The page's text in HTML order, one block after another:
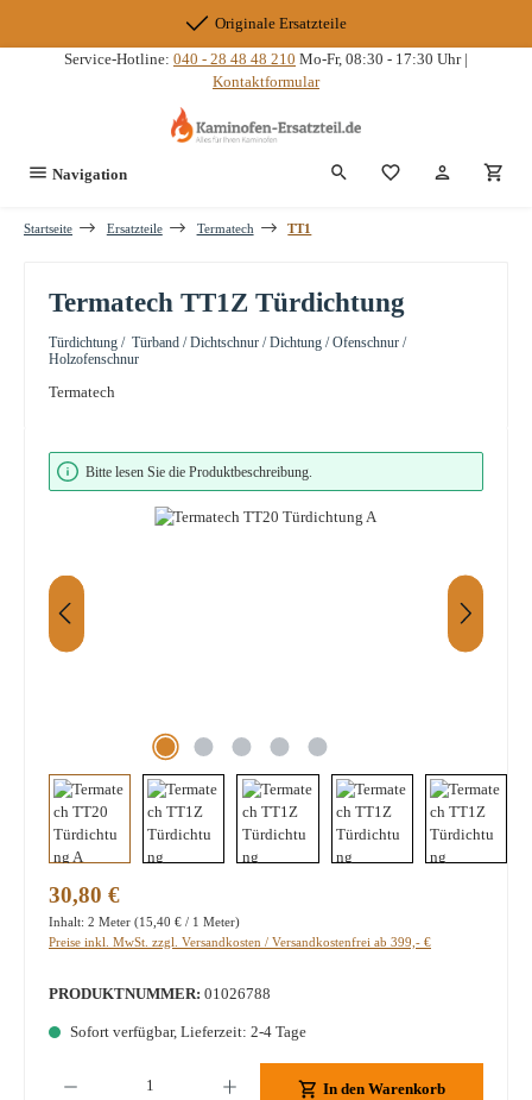
Originale Ersatzteile
Service-Hotline: 040 - 28 48 48 210 Mo-Fr, 08:30 - 17:30 Uhr |
Kontaktformular
Navigation Du hast 0
Startseite Ersatzteile Termatech TT1
Termatech TT1Z Türdichtung
Türdichtung / Türband / Dichtschnur / Dichtung / Ofenschnur /
Holzofenschnur
Termatech
Bildergalerie überspringen
Bitte lesen Sie die Produktbeschreibung.
Regulärer Preis:
30,80 €
Inhalt: 2 Meter (15,40 € / 1 Meter)
Preise inkl. MwSt. zzgl. Versandkosten / Versandkostenfrei ab 399,- €
PRODUKTNUMMER: 01026788
Sofort verfügbar, Lieferzeit: 2-4 Tage
In den Warenkorb